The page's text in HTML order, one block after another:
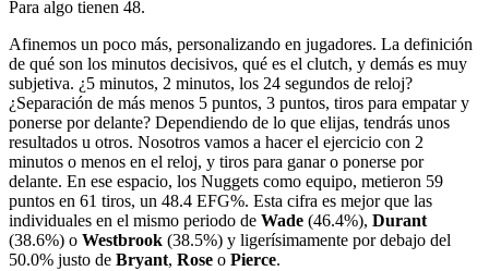
Para algo tienen 48.
Afinemos un poco más, personalizando en jugadores. La definición
de qué son los minutos decisivos, qué es el clutch, y demás es muy
subjetiva. ¿5 minutos, 2 minutos, los 24 segundos de reloj?
¿Separación de más menos 5 puntos, 3 puntos, tiros para empatar y
ponerse por delante? Dependiendo de lo que elijas, tendrás unos
resultados u otros. Nosotros vamos a hacer el ejercicio con 2
minutos o menos en el reloj, y tiros para ganar o ponerse por
delante. En ese espacio, los Nuggets como equipo, metieron 59
puntos en 61 tiros, un 48.4 EFG%. Esta cifra es mejor que las
individuales en el mismo periodo de Wade (46.4%), Durant
(38.6%) o Westbrook (38.5%) y ligerísimamente por debajo del
50.0% justo de Bryant, Rose o Pierce.